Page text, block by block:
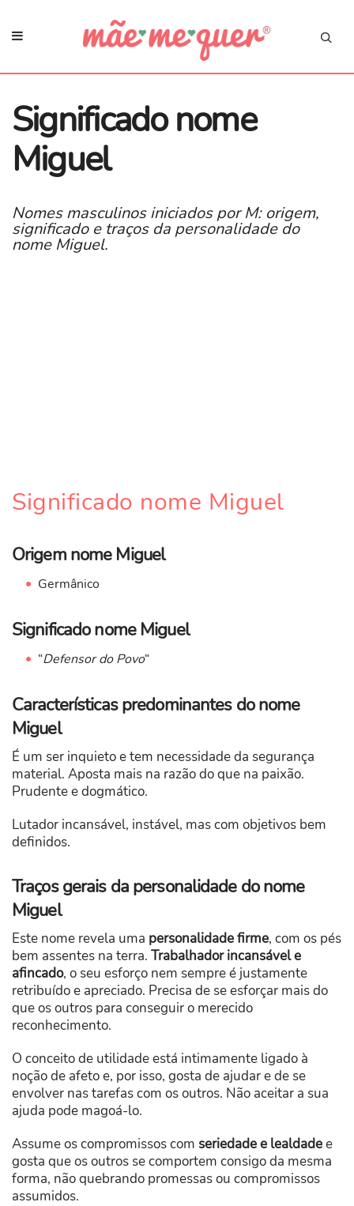
Significado nome
Miguel
Nomes masculinos iniciados por M: origem,
significado e traços da personalidade do
nome Miguel.
Significado nome Miguel
Origem nome Miguel
Germânico
Significado nome Miguel
“Defensor do Povo“
Características predominantes do nome
Miguel
É um ser inquieto e tem necessidade da segurança
material. Aposta mais na razão do que na paixão.
Prudente e dogmático.
Lutador incansável, instável, mas com objetivos bem
definidos.
Traços gerais da personalidade do nome
Miguel
Este nome revela uma personalidade firme, com os pés
bem assentes na terra. Trabalhador incansável e
afincado, o seu esforço nem sempre é justamente
retribuído e apreciado. Precisa de se esforçar mais do
que os outros para conseguir o merecido
reconhecimento.
O conceito de utilidade está intimamente ligado à
noção de afeto e, por isso, gosta de ajudar e de se
envolver nas tarefas com os outros. Não aceitar a sua
ajuda pode magoá-lo.
Assume os compromissos com seriedade e lealdadee
gosta que os outros se comportem consigo da mesma
forma, não quebrando promessas ou compromissos
assumidos.